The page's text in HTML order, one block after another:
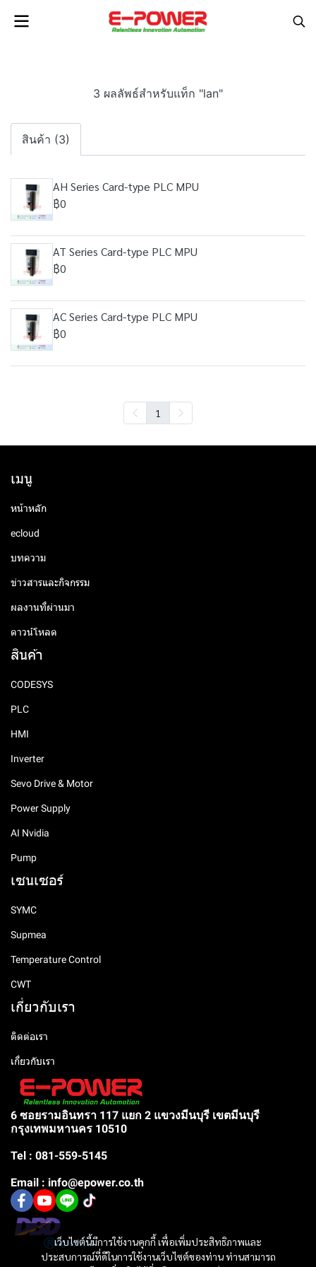
3 ผลลัพธ์สำหรับแท็ก "lan"
สินค้า (3)
AH Series Card-type PLC MPU
฿0
AT Series Card-type PLC MPU
฿0
AC Series Card-type PLC MPU
฿0
1
เว็บไซต์นี้มีการใช้งานคุกกี้ เพื่อเพิ่มประสิทธิภาพและ
ประสบการณ์ที่ดีในการใช้งานเว็บไซต์ของท่าน ท่านสามารถ
เมนู
หน้าหลัก
ecloud
บทความ
ข่าวสารและกิจกรรม
ผลงานที่ผ่านมา
ดาวน์โหลด
สินค้า
CODESYS
PLC
HMI
Inverter
Sevo Drive & Motor
Power Supply
AI Nvidia
Pump
เซนเซอร์
SYMC
Supmea
Temperature Control
CWT
เกี่ยวกับเรา
ติดต่อเรา
เกี่ยวกับเรา
6 ซอยรามอินทรา 117 แยก 2 แขวงมีนบุรี เขตมีนบุรี
กรุงเทพมหานคร 10510
Tel : 081-559-5145
Email : info@epower.co.th